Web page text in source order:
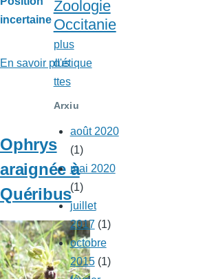
incertaine
En savoir plussur
Orchis
inconnu
Quéribus
Ophrys
araignée à
Quéribus
Zoologie
Occitanie
plus
d'étique
ttes
Arxiu
août 2020
(1)
mai 2020
(1)
juillet
2017 (1)
octobre
2015(1)